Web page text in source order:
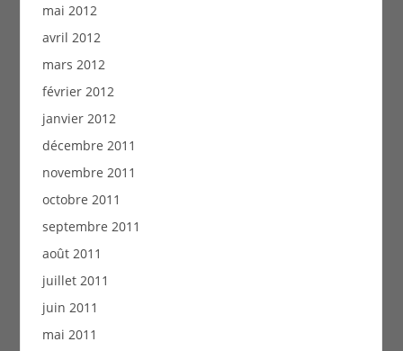
mai 2012
avril 2012
mars 2012
février 2012
janvier 2012
décembre 2011
novembre 2011
octobre 2011
septembre 2011
août 2011
juillet 2011
juin 2011
mai 2011